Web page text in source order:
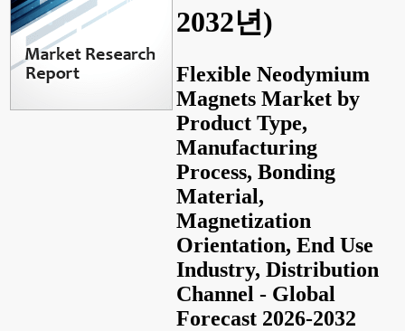
2032년)
Flexible Neodymium
Magnets Market by
Product Type,
Manufacturing
Process, Bonding
Material,
Magnetization
Orientation, End Use
Industry, Distribution
Channel - Global
Forecast 2026-2032